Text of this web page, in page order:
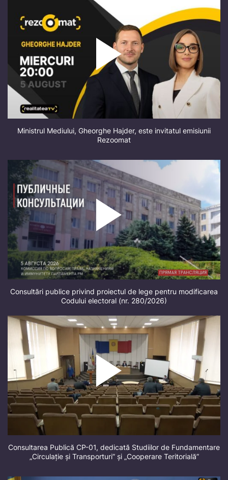
Ministrul Mediului, Gheorghe Hajder, este invitatul emisiunii
Rezoomat
Consultări publice privind proiectul de lege pentru modificarea
Codului electoral (nr. 280/2026)
Consultarea Publică CP-01, dedicată Studiilor de Fundamentare
„Circulație și Transporturi” și „Cooperare Teritorială”